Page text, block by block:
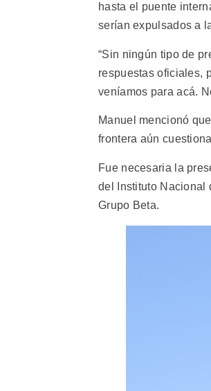
hasta el puente
serían expulsados a
“Sin ningún tipo de
respuestas oficiales,
veníamos para acá.
Manuel mencionó
frontera aún
Fue necesaria la
del Instituto Nacional
Grupo Beta.